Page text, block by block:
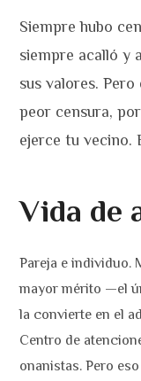
Siempre hubo
siempre acalló y
sus valores.
peor censura,
ejerce tu vecino.
Vida de
Pareja e individuo.
mayor mérito —el
la convierte en el
Centro de
onanistas. Pero